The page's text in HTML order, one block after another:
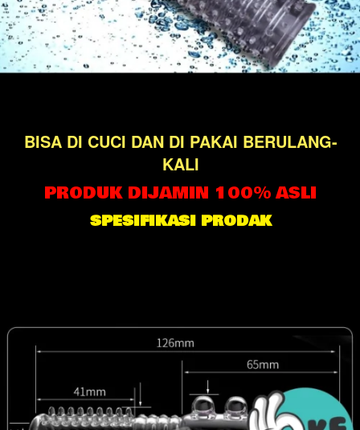
BISA DI CUCI DAN DI PAKAI BERULANG-
KALI
PRODUK DIJAMIN 100% ASLI
SPESIFIKASI PRODAK